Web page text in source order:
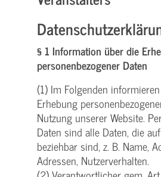
§ 1 Information über die
personenbezogener Daten
(1) Im Folgenden
Erhebung
Nutzung unserer Website.
Daten sind alle Daten, die
beziehbar sind, z. B. Name,
Adressen, Nutzerverhalten.